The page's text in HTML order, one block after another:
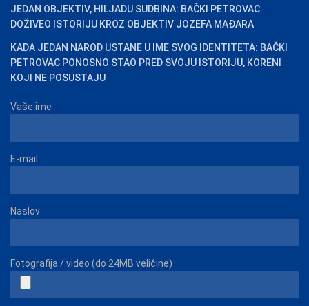
JEDAN OBJEKTIV, HILJADU SUDBINA: BAČKI PETROVAC
DOŽIVEO ISTORIJU KROZ OBJEKTIV JOZEFA MAĐARA
KADA JEDAN NAROD USTANE U IME SVOG IDENTITETA: BAČKI
PETROVAC PONOSNO STAO PRED SVOJU ISTORIJU, KORENI
KOJI NE POSUSTAJU
Vaše ime
E-mail
Naslov
Fotografija / video (do 24MB veličine)